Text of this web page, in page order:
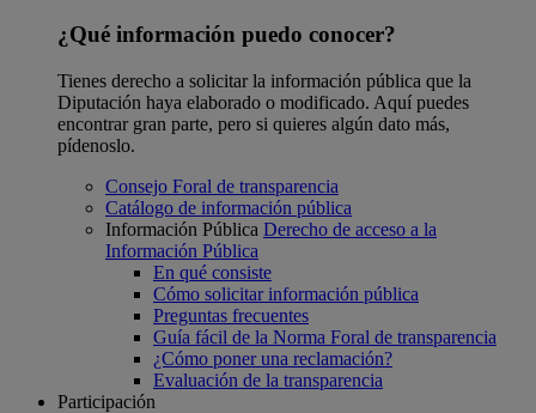
¿Qué información puedo conocer?
Tienes derecho a solicitar la información pública que la
Diputación haya elaborado o modificado. Aquí puedes
encontrar gran parte, pero si quieres algún dato más,
pídenoslo.
Consejo Foral de transparencia
Catálogo de información pública
Información Pública Derecho de acceso a la
Información Pública
En qué consiste
Cómo solicitar información pública
Preguntas frecuentes
Guía fácil de la Norma Foral de transparencia
¿Cómo poner una reclamación?
Evaluación de la transparencia
Participación